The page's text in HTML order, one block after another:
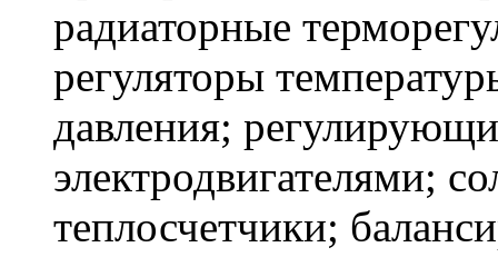
радиаторные
регуляторы
давления;
электродвигателями;
теплосчетчики;